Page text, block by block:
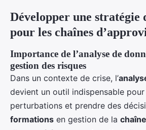
Développer une stratégie
pour les chaînes
Importance de l’analyse de
gestion des risques
Dans un contexte de crise, l’
devient un outil indispensable
perturbations et prendre des
formations en gestion de la chaîne